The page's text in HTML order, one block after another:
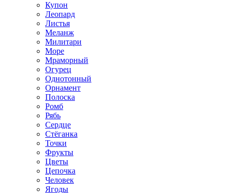
Купон
Леопард
Листья
Меланж
Милитари
Море
Мраморный
Огурец
Однотонный
Орнамент
Полоска
Ромб
Рябь
Сердце
Стёганка
Точки
Фрукты
Цветы
Цепочка
Человек
Ягоды